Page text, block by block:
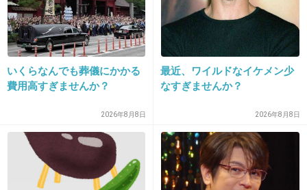
26. 匿名2021/03/22(月) 09:49:48
潔癖症って究極のナルシストだよね。自分以外
全部汚い。
1件の返信
-26
2021/03/22(月) 09:49:48
いくらなんでも葬儀にかかる
費用高すぎませんか？
2026年8月8日
最近、ワイルドなイケメン少
なすぎませんか？
2026年8月8日